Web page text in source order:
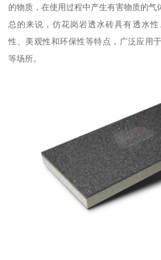
的物质，在使用过程中产生有害物质的气
总的来说，仿花岗岩透水砖具有透水
性、美观性和环保性等特点，广泛应用
等场所。